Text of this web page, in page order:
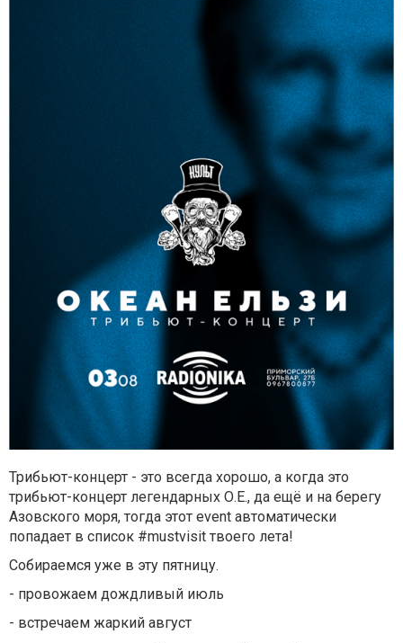
Трибьют-концерт - это всегда хорошо, а когда это
трибьют-концерт легендарных О.Е., да ещё и на берегу
Азовского моря, тогда этот event автоматически
попадает в список #mustvisit твоего лета!
Собираемся уже в эту пятницу.
- провожаем дождливый июль
- встречаем жаркий август